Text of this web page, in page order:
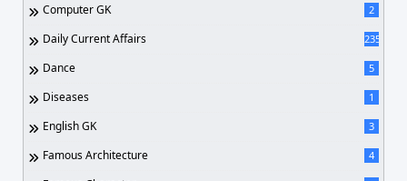
Computer GK 2
Daily Current Affairs 235
Dance 5
Diseases 1
English GK 3
Famous Architecture 4